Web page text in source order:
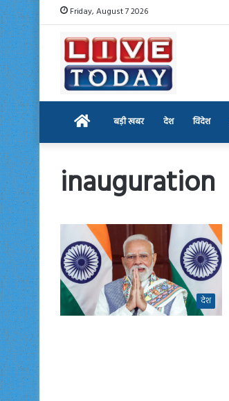
Friday, August 7 2026
Home बड़ी खबर देश विदेश
inauguration
देश